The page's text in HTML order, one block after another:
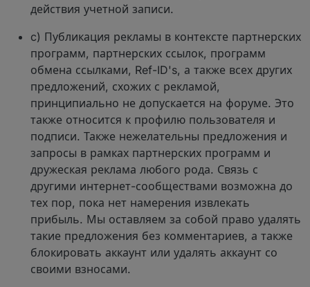
действия учетной записи.
c) Публикация рекламы в контексте партнерских
программ, партнерских ссылок, программ
обмена ссылками, Ref-ID's, а также всех других
предложений, схожих с рекламой,
принципиально не допускается на форуме. Это
также относится к профилю пользователя и
подписи. Также нежелательны предложения и
запросы в рамках партнерских программ и
дружеская реклама любого рода. Связь с
другими интернет-сообществами возможна до
тех пор, пока нет намерения извлекать
прибыль. Мы оставляем за собой право удалять
такие предложения без комментариев, а также
блокировать аккаунт или удалять аккаунт со
своими взносами.